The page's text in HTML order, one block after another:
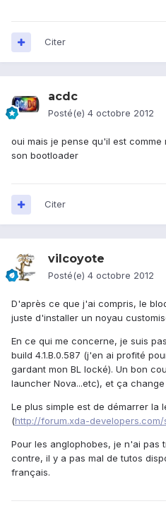
Citer
acdc
Posté(e) 4 octobre 2012
oui mais je pense qu'il est
son bootloader
Citer
vilcoyote
Posté(e) 4 octobre 2012
D'après ce que j'ai compris, le
juste d'installer un noyau
En ce qui me concerne, je suis
build 4.1.B.0.587 (j'en ai profité
gardant mon BL locké). Un bon
launcher Nova...etc), et ça change
Le plus simple est de démarrer la
(http://forum.xda-
Pour les anglophobes, je n'ai pas
contre, il y a pas mal de tutos
français.